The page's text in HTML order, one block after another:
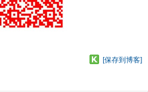
[保存到博客]